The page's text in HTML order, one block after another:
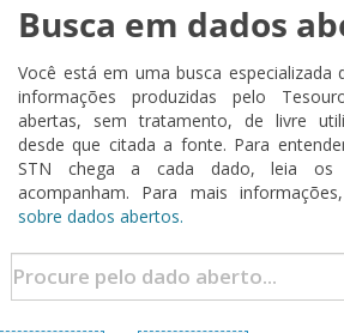
Busca em dados
Você está em uma busca especializada
informações produzidas pelo
abertas, sem tratamento, de livre
desde que citada a fonte. Para
STN chega a cada dado, leia os
acompanham. Para mais
sobre dados abertos.